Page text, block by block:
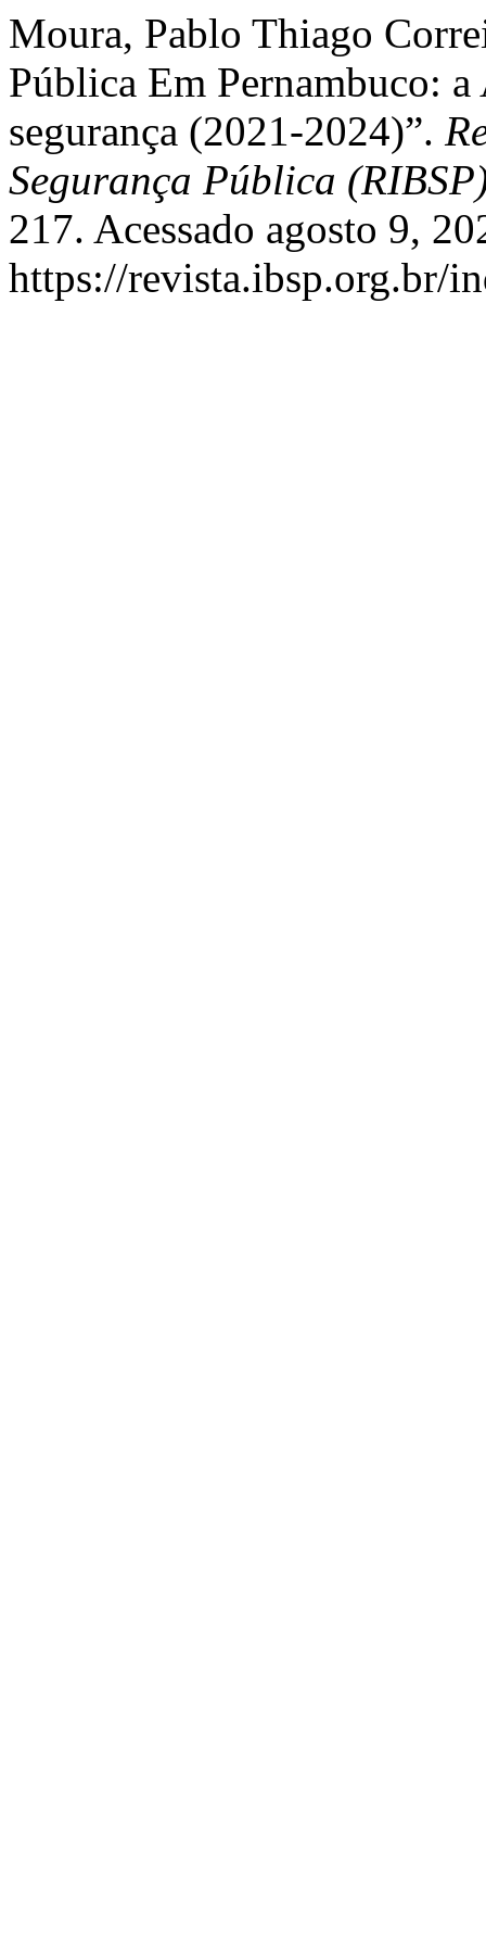
Moura, Pablo Thiago
Pública Em Pernambuco: a
segurança (2021-2024)”.
Segurança Pública
217. Acessado agosto 9,
https://revista.ibsp.org.br/